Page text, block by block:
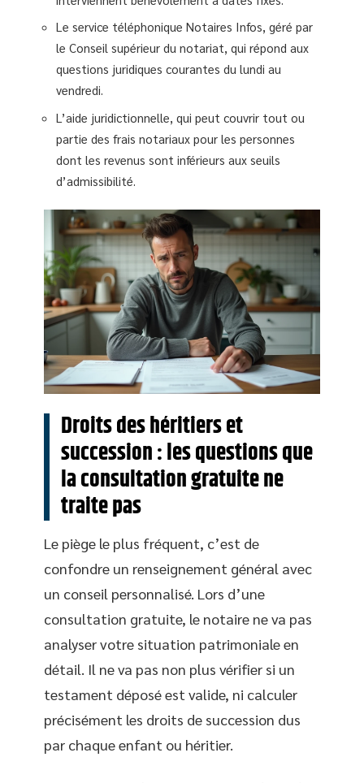
Le service téléphonique Notaires Infos, géré par
le Conseil supérieur du notariat, qui répond aux
questions juridiques courantes du lundi au
vendredi.
L’aide juridictionnelle, qui peut couvrir tout ou
partie des frais notariaux pour les personnes
dont les revenus sont inférieurs aux seuils
d’admissibilité.
Droits des héritiers et
succession : les questions que
la consultation gratuite ne
traite pas
Le piège le plus fréquent, c’est de
confondre un renseignement général avec
un conseil personnalisé. Lors d’une
consultation gratuite, le notaire ne va pas
analyser votre situation patrimoniale en
détail. Il ne va pas non plus vérifier si un
testament déposé est valide, ni calculer
précisément les droits de succession dus
par chaque enfant ou héritier.